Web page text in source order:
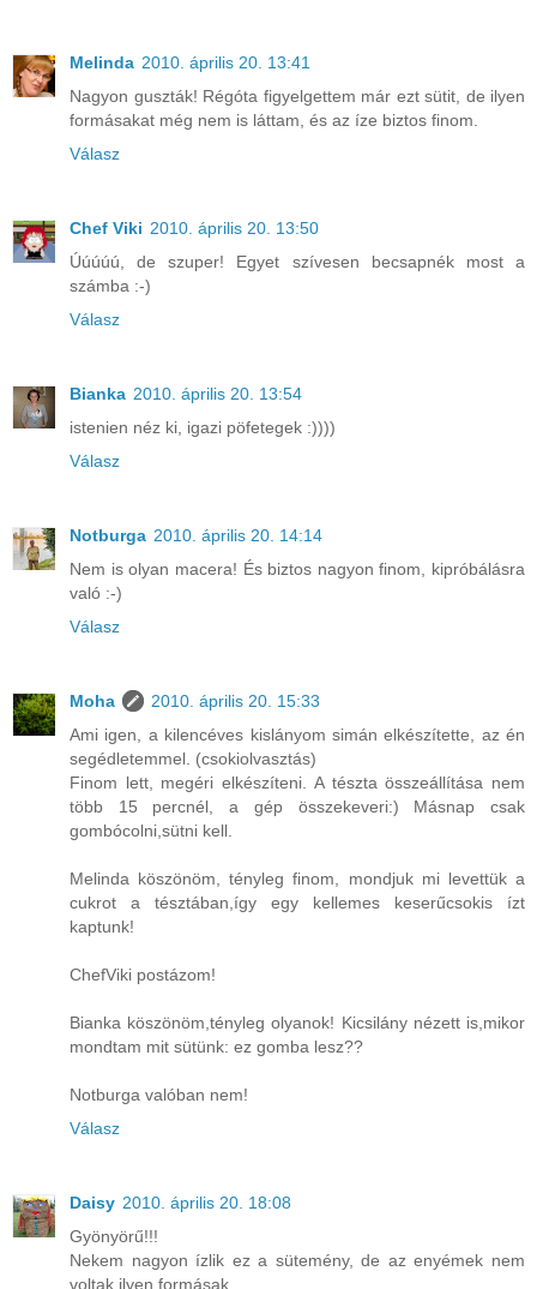
Melinda 2010. április 20. 13:41
Nagyon guszták! Régóta figyelgettem már ezt sütit, de ilyen
formásakat még nem is láttam, és az íze biztos finom.
Válasz
Chef Viki 2010. április 20. 13:50
Úúúúú, de szuper! Egyet szívesen becsapnék most a
számba :-)
Válasz
Bianka 2010. április 20. 13:54
istenien néz ki, igazi pöfetegek :))))
Válasz
Notburga 2010. április 20. 14:14
Nem is olyan macera! És biztos nagyon finom, kipróbálásra
való :-)
Válasz
Moha
2010. április 20. 15:33
Ami igen, a kilencéves kislányom simán elkészítette, az én
segédletemmel. (csokiolvasztás)
Finom lett, megéri elkészíteni. A tészta összeállítása nem
több 15 percnél, a gép összekeveri:) Másnap csak
gombócolni,sütni kell.
Melinda köszönöm, tényleg finom, mondjuk mi levettük a
cukrot a tésztában,így egy kellemes keserűcsokis ízt
kaptunk!
ChefViki postázom!
Bianka köszönöm,tényleg olyanok! Kicsilány nézett is,mikor
mondtam mit sütünk: ez gomba lesz??
Notburga valóban nem!
Válasz
Daisy 2010. április 20. 18:08
Gyönyörű!!!
Nekem nagyon ízlik ez a sütemény, de az enyémek nem
voltak ilyen formásak.